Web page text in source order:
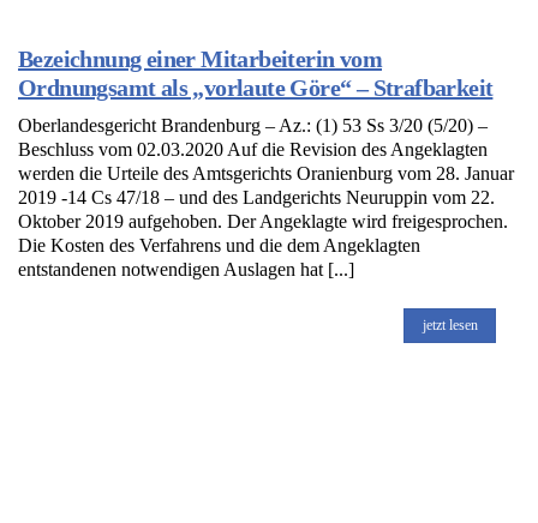
Bezeichnung einer Mitarbeiterin vom
Ordnungsamt als „vorlaute Göre“ – Strafbarkeit
Oberlandesgericht Brandenburg – Az.: (1) 53 Ss 3/20 (5/20) –
Beschluss vom 02.03.2020 Auf die Revision des Angeklagten
werden die Urteile des Amtsgerichts Oranienburg vom 28. Januar
2019 -14 Cs 47/18 – und des Landgerichts Neuruppin vom 22.
Oktober 2019 aufgehoben. Der Angeklagte wird freigesprochen.
Die Kosten des Verfahrens und die dem Angeklagten
entstandenen notwendigen Auslagen hat [...]
jetzt lesen